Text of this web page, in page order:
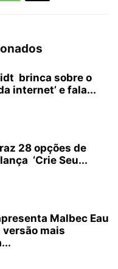
brinca sobre o
internet’ e fala...
28 opções de
‘Crie Seu...
Malbec Eau
versão mais